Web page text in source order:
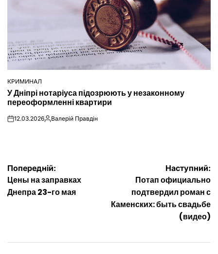
ОПУБЛІКУВАТИ
У
КРИМИНАЛ
У Дніпрі нотаріуса підозрюють у незаконному
переоформленні квартири
on12.03.2026Опубліковано
Валерій Правдін
Навігація
записів
Попередній:
Цены на заправках
Днепра 23-го мая
Наступний:
Потап официально
подтвердил роман с
Каменских: быть свадьбе
(видео)